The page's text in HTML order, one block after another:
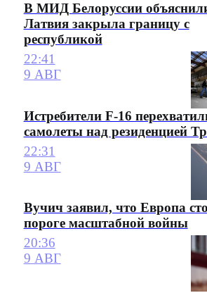
В МИД Белоруссии
Латвия закрыла границу с
республикой
22:41
9 АВГ
Истребители F-16
самолеты над резиденцией
22:31
9 АВГ
Вучич заявил, что Европа
пороге масштабной войны
20:36
9 АВГ